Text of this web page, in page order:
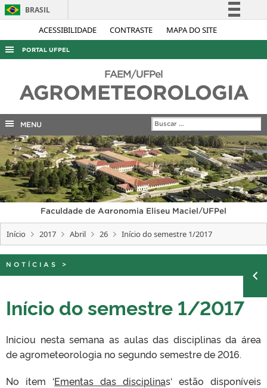
ACESSIBILIDADE CONTRASTE MAPA DO SITE
BRASIL
Simplifique!
Acesso à informação
Legislação
Canais
PORTAL UFPEL
AUDITORIA
EDITAIS
INTERNACIONAL
OUVIDORIA
PORTARIAS
TELEFONES
FAEM/UFPel
AGROMETEOROLOGIA
MENU
Faculdade de Agronomia Eliseu Maciel/UFPel
Início 2017 Abril 26 Início do semestre 1/2017
NOTÍCIAS >
Início do semestre 1/2017
Iniciou nesta semana as aulas das disciplinas da área
de agrometeorologia no segundo semestre de 2016.
No item ‘Ementas das disciplinas‘ estão disponíveis